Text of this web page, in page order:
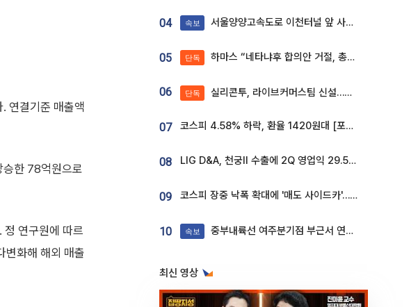
연결기준 매출액
한 78억원으로
연구원에 따르
변화해 해외 매출
04 속보 서울양양고속도로 이천터널 앞 사고 발생
05 단독 하마스 “네타냐후 합의안 거절, 총선 앞두고 시간 끌기”
06 단독 실리콘투, 라이브커머스팀 신설…K뷰티 ‘글로벌 판매망’ 확대[K뷰티 라방戰]
07 코스피 4.58% 하락, 환율 1420원대 [포토]
08 LIG D&A, 천궁Ⅱ 수출에 2Q 영업익 29.5%↑…수주잔고 24.6조 [종합]
09 코스피 장중 낙폭 확대에 '매도 사이드카'…외인 2.8조'팔자'· 개인 3.1조 '사자'
10 속보 중부내륙선 여주분기점 부근서 연이은 추돌사고 발생
최신 영상